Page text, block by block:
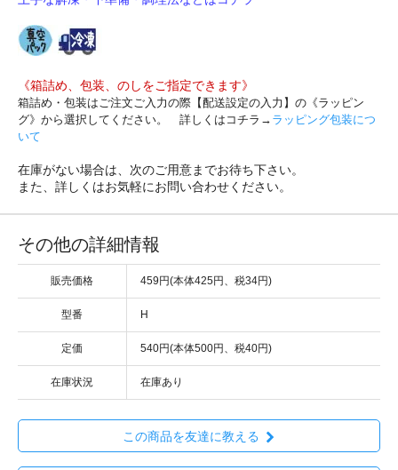
《箱詰め、包装、のしをご指定できます》
箱詰め・包装はご注文ご入力の際【配送設定の入力】の《ラッピン
グ》から選択してください。 詳しくはコチラ→ ラッピング包装につ
いて
在庫がない場合は、次のご用意までお待ち下さい。
また、詳しくはお気軽にお問い合わせください。
その他の詳細情報
販売価格 459円(本体425円、税34円)
型番 H
定価 540円(本体500円、税40円)
在庫状況 在庫あり
この商品を友達に教える